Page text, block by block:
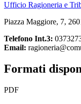
Ufficio Ragioneria e
Piazza Maggiore, 7,
Telefono Int.3:
Email:
Formati
PDF